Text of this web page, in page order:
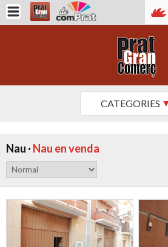
CATEGORIES
Nau · Nau en venda